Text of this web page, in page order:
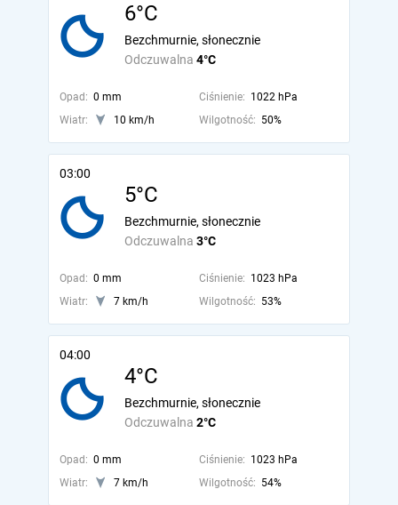
6°C
Odczuwalna 4°C
Bezchmurnie, słonecznie
Opad: 0 mm Ciśnienie: 1022 hPa
Wiatr:
10 km/h Wilgotność: 50%
03:00
5°C
Odczuwalna 3°C
Bezchmurnie, słonecznie
Opad: 0 mm Ciśnienie: 1023 hPa
Wiatr:
7 km/h Wilgotność: 53%
04:00
4°C
Odczuwalna 2°C
Bezchmurnie, słonecznie
Opad: 0 mm Ciśnienie: 1023 hPa
Wiatr:
7 km/h Wilgotność: 54%